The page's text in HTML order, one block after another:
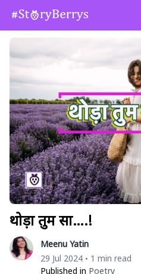
थोड़ा तुम सा….!
Meenu Yatin
29 Jul 2024 • 1 min read
Published in Poetry